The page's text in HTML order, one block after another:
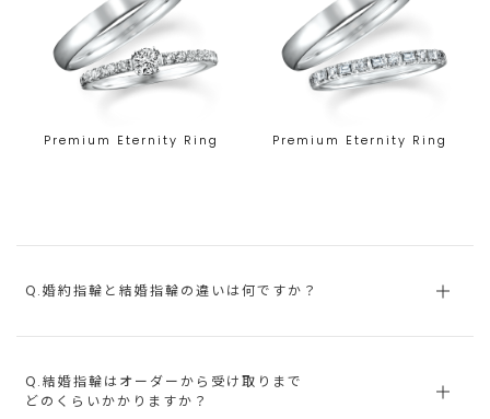
Premium Eternity Ring Premium Eternity Ring
Q.婚約指輪と結婚指輪の違いは何ですか？
Q.結婚指輪はオーダーから受け取りまで
どのくらいかかりますか？